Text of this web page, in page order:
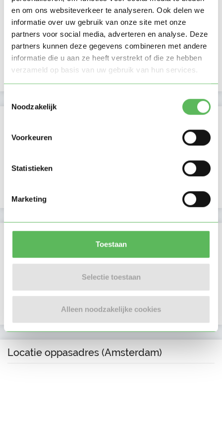
en om ons websiteverkeer te analyseren. Ook delen we
informatie over uw gebruik van onze site met onze
partners voor social media, adverteren en analyse. Deze
partners kunnen deze gegevens combineren met andere
informatie die u aan ze heeft verstrekt of die ze hebben
verzameld op basis van uw gebruik van hun services.
Noodzakelijk
Voorkeuren
Statistieken
Marketing
Toestaan
Selectie toestaan
Alleen noodzakelijke cookies
Ma Di Wo Do Vr Za
Zo
Ochtend
Middag
Namiddag
Avond
NIEUW
Laatste activiteit 21-06-2026
Lid sinds 09-10-2019
06-03-2026
E-mailadres is geverifieerd
Telefoonnummer is geverifieerd
In het bezit van een kinder EHBO certificaat
Locatie oppasadres (Amsterdam)